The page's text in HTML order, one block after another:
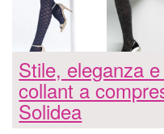
Stile, eleganza
collant a
Solidea